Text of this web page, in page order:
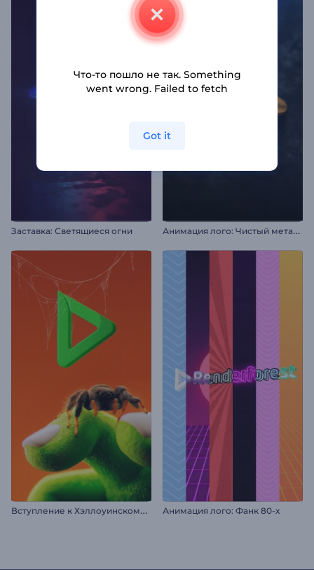
Заставка: Светящиеся огни А
нимация лого: Чистый металл
В
ступление к Хэллоуинскому пауку Анимация лого: Фанк 80-х
Что-то пошло не так. Something
went wrong. Failed to fetch
Got it